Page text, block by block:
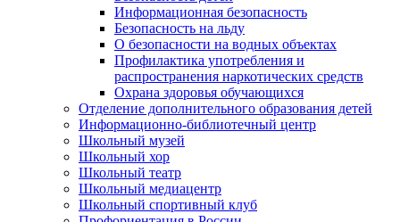
Информационная безопасность
Безопасность на льду
О безопасности на водных объектах
Профилактика употребления и
распространения наркотических средств
Охрана здоровья обучающихся
Отделение дополнительного образования детей
Информационно-библиотечный центр
Школьный музей
Школьный хор
Школьный театр
Школьный медиацентр
Школьный спортивный клуб